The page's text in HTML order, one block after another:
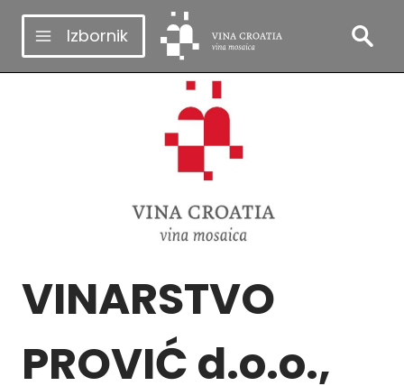
Skip
content
Izbornik
VINARSTVO
PROVIĆ d.o.o.,